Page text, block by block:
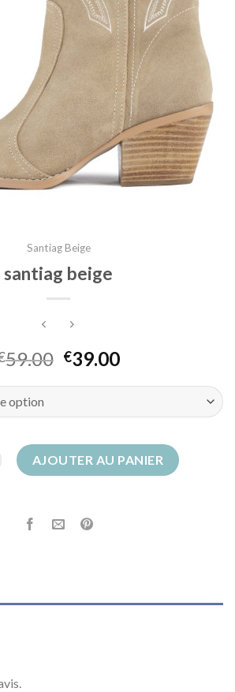
Santiag Beige
santiag beige
59.00 €39.00
beige
AJOUTER AU PANIER